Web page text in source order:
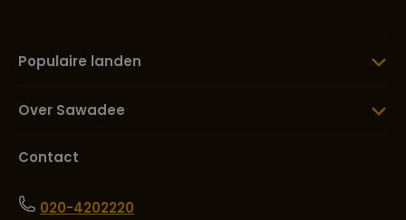
Populaire landen
Over Sawadee
Contact
020-4202220